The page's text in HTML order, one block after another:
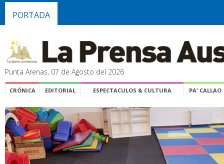
PORTADA
Punta Arenas, 07 de Agosto del 2026
CRÓNICA EDITORIAL ESPECTACULOS & CULTURA PA' CALLAO